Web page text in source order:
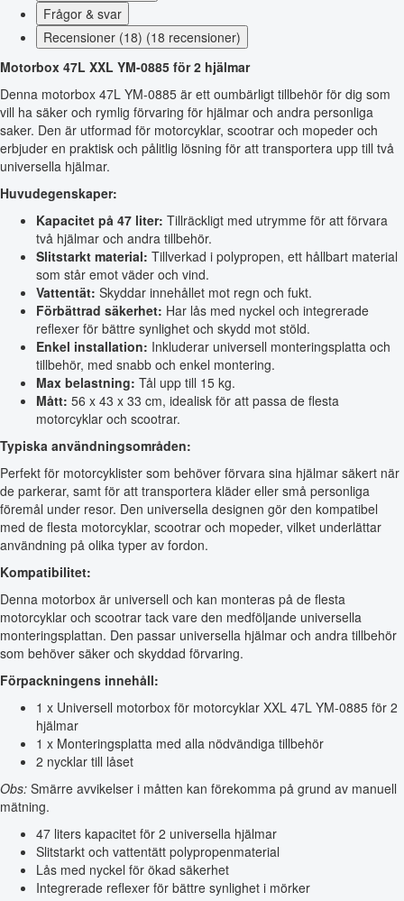
Frågor & svar
Recensioner (18) (18 recensioner)
Motorbox 47L XXL YM-0885 för 2 hjälmar
Denna motorbox 47L YM-0885 är ett oumbärligt tillbehör för dig som
vill ha säker och rymlig förvaring för hjälmar och andra personliga
saker. Den är utformad för motorcyklar, scootrar och mopeder och
erbjuder en praktisk och pålitlig lösning för att transportera upp till två
universella hjälmar.
Huvudegenskaper:
Kapacitet på 47 liter: Tillräckligt med utrymme för att förvara
två hjälmar och andra tillbehör.
Slitstarkt material: Tillverkad i polypropen, ett hållbart material
som står emot väder och vind.
Vattentät: Skyddar innehållet mot regn och fukt.
Förbättrad säkerhet: Har lås med nyckel och integrerade
reflexer för bättre synlighet och skydd mot stöld.
Enkel installation: Inkluderar universell monteringsplatta och
tillbehör, med snabb och enkel montering.
Max belastning: Tål upp till 15 kg.
Mått: 56 x 43 x 33 cm, idealisk för att passa de flesta
motorcyklar och scootrar.
Typiska användningsområden:
Perfekt för motorcyklister som behöver förvara sina hjälmar säkert när
de parkerar, samt för att transportera kläder eller små personliga
föremål under resor. Den universella designen gör den kompatibel
med de flesta motorcyklar, scootrar och mopeder, vilket underlättar
användning på olika typer av fordon.
Kompatibilitet:
Denna motorbox är universell och kan monteras på de flesta
motorcyklar och scootrar tack vare den medföljande universella
monteringsplattan. Den passar universella hjälmar och andra tillbehör
som behöver säker och skyddad förvaring.
Förpackningens innehåll:
1 x Universell motorbox för motorcyklar XXL 47L YM-0885 för 2
hjälmar
1 x Monteringsplatta med alla nödvändiga tillbehör
2 nycklar till låset
Obs: Smärre avvikelser i måtten kan förekomma på grund av manuell
mätning.
47 liters kapacitet för 2 universella hjälmar
Slitstarkt och vattentätt polypropenmaterial
Lås med nyckel för ökad säkerhet
Integrerade reflexer för bättre synlighet i mörker